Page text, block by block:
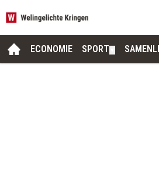
ECONOMIE SPORT